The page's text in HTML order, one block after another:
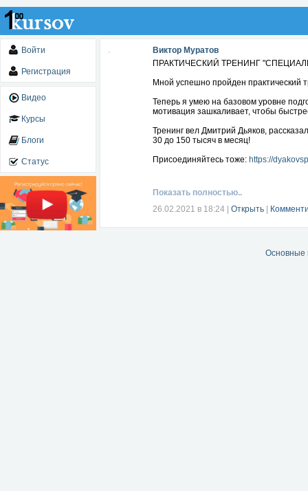
Войти
Регистрация
Видео
Курсы
Блоги
Статус
Виктор Муратов
ПРАКТИЧЕСКИЙ ТРЕНИНГ
Мной успешно пройден практический
Теперь я умею на базовом уровне
мотивация зашкаливает, чтобы
Тренинг вел Дмитрий Дьяков,
30 до 150 тысяч в месяц!
Присоединяйтесь тоже: https://
Показать полностью..
26.02.2021 в 18:24
Открыть
Основные